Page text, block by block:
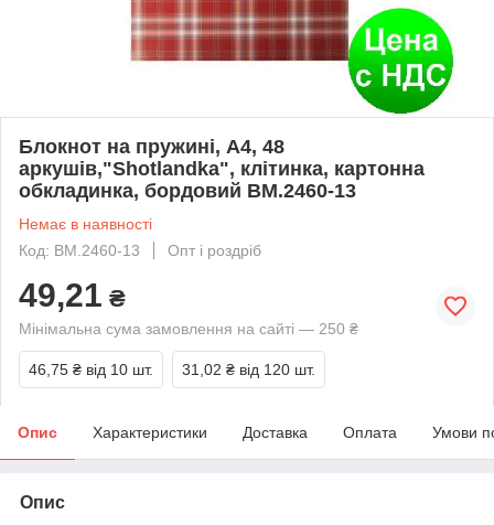
Блокнот на пружині, А4, 48
аркушів,"Shotlandka", клітинка, картонна
обкладинка, бордовий BM.2460-13
Немає в наявності
Код: BM.2460-13
Опт і роздріб
49,21 ₴
Мінімальна сума замовлення на сайті — 250 ₴
46,75 ₴ від 10 шт. 31,02 ₴ від 120 шт.
Опис Характеристики Доставка Оплата Умови
Опис